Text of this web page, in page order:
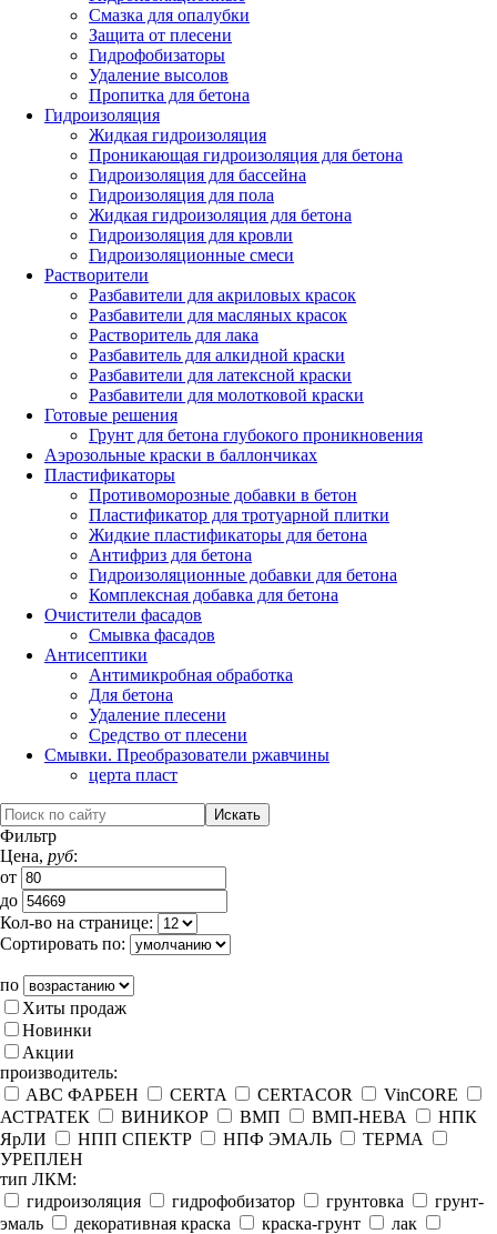
Смазка для опалубки
Защита от плесени
Гидрофобизаторы
Удаление высолов
Пропитка для бетона
Гидроизоляция
Жидкая гидроизоляция
Проникающая гидроизоляция для бетона
Гидроизоляция для бассейна
Гидроизоляция для пола
Жидкая гидроизоляция для бетона
Гидроизоляция для кровли
Гидроизоляционные смеси
Растворители
Разбавители для акриловых красок
Разбавители для масляных красок
Растворитель для лака
Разбавитель для алкидной краски
Разбавители для латексной краски
Разбавители для молотковой краски
Готовые решения
Грунт для бетона глубокого проникновения
Аэрозольные краски в баллончиках
Пластификаторы
Противоморозные добавки в бетон
Пластификатор для тротуарной плитки
Жидкие пластификаторы для бетона
Антифриз для бетона
Гидроизоляционные добавки для бетона
Комплексная добавка для бетона
Очистители фасадов
Смывка фасадов
Антисептики
Антимикробная обработка
Для бетона
Удаление плесени
Средство от плесени
Смывки. Преобразователи ржавчины
церта пласт
Фильтр
Цена, руб:
от
до
Кол-во на странице:
Сортировать по:
по
Хиты продаж
Новинки
Акции
производитель:
ABC ФАРБЕН
CERTA CERTACOR
VinCORE
АСТРАТЕК
ВИНИКОР ВМП ВМП-НЕВА
НПК
ЯрЛИ
НПП СПЕКТР НПФ ЭМАЛЬ
ТЕРМА
УРЕПЛЕН
тип ЛКМ:
гидроизоляция
гидрофобизатор грунтовка
грунт-
эмаль
декоративная краска краска-грунт
лак